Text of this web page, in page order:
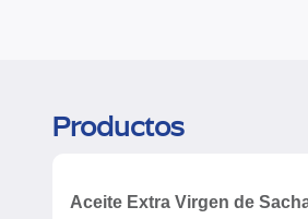
Productos
Aceite Extra Virgen de